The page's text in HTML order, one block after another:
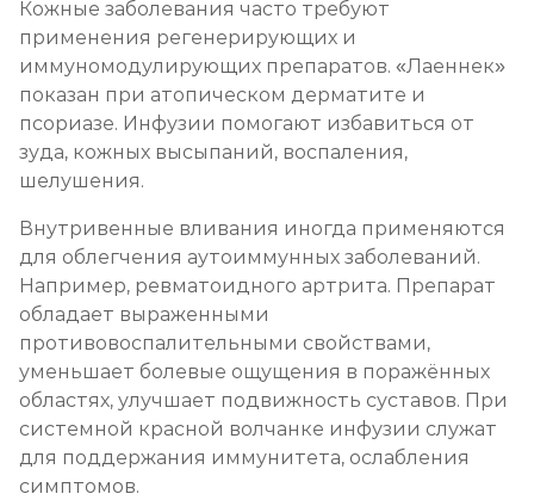
Кожные заболевания часто требуют
применения регенерирующих и
иммуномодулирующих препаратов. «Лаеннек»
показан при атопическом дерматите и
псориазе. Инфузии помогают избавиться от
зуда, кожных высыпаний, воспаления,
шелушения.
Внутривенные вливания иногда применяются
для облегчения аутоиммунных заболеваний.
Например, ревматоидного артрита. Препарат
обладает выраженными
противовоспалительными свойствами,
уменьшает болевые ощущения в поражённых
областях, улучшает подвижность суставов. При
системной красной волчанке инфузии служат
для поддержания иммунитета, ослабления
симптомов.